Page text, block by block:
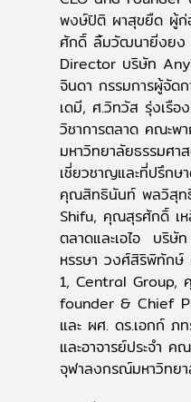
พงษ์ปิติ ผาสุขยืด ผู้ก่
ศักดิ์ ลิ้มวัฒนายิ่งยง
Director บริษัท
จินดา กรรมการผู้จัด
เดมี, ศ.วิทวัส รุ่งเรือ
วิชาการตลาด คณะพ
มหาวิทยาลัยธรรมศ
เชี่ยวชาญและที่ปรึกษ
คุณสิทธินันท์ พลวิสุท
Shifu, คุณสุรศักดิ์ เ
ตลาดและเอไอ บริษั
หรรษา วงศ์สิริพิทัก
1, Central Group,
founder & Chief
และ ผศ. ดร.เอกก์ ภ
และอาจารย์ประจำ
จุฬาลงกรณ์มหาวิทย